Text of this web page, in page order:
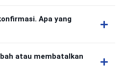
Apa yang
atau membatalkan